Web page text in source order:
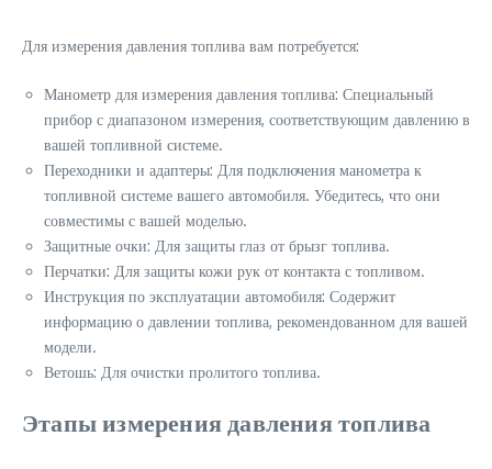
Для измерения давления топлива вам потребуется:
Манометр для измерения давления топлива: Специальный
прибор с диапазоном измерения, соответствующим давлению в
вашей топливной системе.
Переходники и адаптеры: Для подключения манометра к
топливной системе вашего автомобиля. Убедитесь, что они
совместимы с вашей моделью.
Защитные очки: Для защиты глаз от брызг топлива.
Перчатки: Для защиты кожи рук от контакта с топливом.
Инструкция по эксплуатации автомобиля: Содержит
информацию о давлении топлива, рекомендованном для вашей
модели.
Ветошь: Для очистки пролитого топлива.
Этапы измерения давления топлива